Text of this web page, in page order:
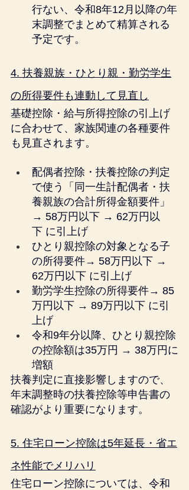
行ない、令和8年12月以降の年
末調整でまとめて精算される
予定です。
4. 扶養親族・ひとり親・勤労学生
の所得要件も連動して見直し
基礎控除・給与所得控除の引上げ
に合わせて、家族関連の各種要件
も見直されます。
配偶者控除・扶養控除の判定
で使う「同一生計配偶者・扶
養親族の合計所得金額要件」
→ 58万円以下 → 62万円以
下 に引上げ
ひとり親控除の対象となる子
の所得要件→ 58万円以下 →
62万円以下 に引上げ
勤労学生控除の所得要件→ 85
万円以下 → 89万円以下 に引
上げ
令和9年分以降、ひとり親控除
の控除額は35万円 → 38万円に
増額
扶養判定に直接影響しますので、
年末調整時の扶養控除等申告書の
確認がより重要になります。
5. 住宅ローン控除は5年延長・省エ
ネ性能でメリハリ
住宅ローン控除については、令和